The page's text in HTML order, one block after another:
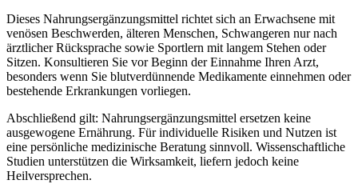
Dieses Nahrungsergänzungsmittel richtet sich an Erwachsene mit
venösen Beschwerden, älteren Menschen, Schwangeren nur nach
ärztlicher Rücksprache sowie Sportlern mit langem Stehen oder
Sitzen. Konsultieren Sie vor Beginn der Einnahme Ihren Arzt,
besonders wenn Sie blutverdünnende Medikamente einnehmen oder
bestehende Erkrankungen vorliegen.
Abschließend gilt: Nahrungsergänzungsmittel ersetzen keine
ausgewogene Ernährung. Für individuelle Risiken und Nutzen ist
eine persönliche medizinische Beratung sinnvoll. Wissenschaftliche
Studien unterstützen die Wirksamkeit, liefern jedoch keine
Heilversprechen.